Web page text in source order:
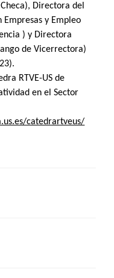
Directora del
Empresas y Empleo
) y Directora
de Vicerrectora)
RTVE-US de
en el Sector
catedrartveus/